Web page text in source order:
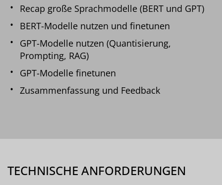
Recap große Sprachmodelle (BERT und GPT)
BERT-Modelle nutzen und finetunen
GPT-Modelle nutzen (Quantisierung,
Prompting, RAG)
GPT-Modelle finetunen
Zusammenfassung und Feedback
TECHNISCHE ANFORDERUNGEN